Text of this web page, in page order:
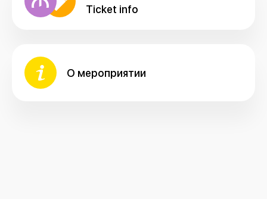
Ticket info
О мероприятии